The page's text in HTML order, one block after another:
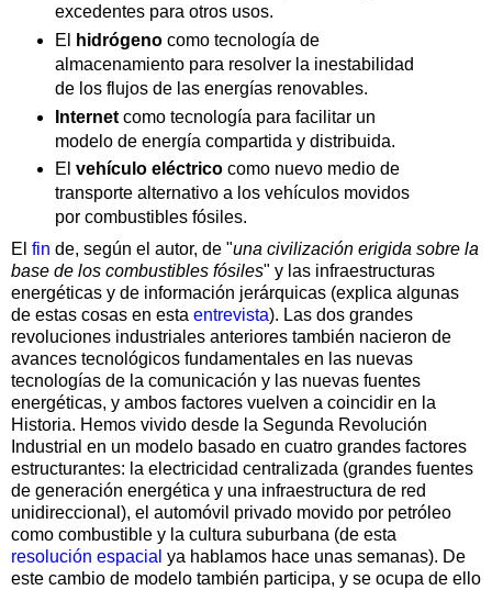
excedentes para otros usos.
El
hidrógeno como tecnología de
almacenamiento para resolver la inestabilidad
de los flujos de las energías renovables.
Internet como tecnología para facilitar un
modelo de energía compartida y distribuida.
El vehículo eléctricocomo nuevo medio de
transporte alternativo a los vehículos movidos
por combustibles fósiles.
El fin de, según el autor, de "una civilización erigida sobre la
base de los combustibles fósiles" y las infraestructuras
energéticas y de información jerárquicas (explica algunas
de estas cosas en esta entrevista). Las dos grandes
revoluciones industriales anteriores también nacieron de
avances tecnológicos fundamentales en las nuevas
tecnologías de la comunicación y las nuevas fuentes
energéticas, y ambos factores vuelven a coincidir en la
Historia. Hemos vivido desde la Segunda Revolución
Industrial en un modelo basado en cuatro grandes factores
estructurantes: la electricidad centralizada (grandes fuentes
de generación energética y una infraestructura de red
unidireccional), el automóvil privado movido por petróleo
como combustible y la cultura suburbana (de esta
resolución espacial ya hablamos hace unas semanas). De
este cambio de modelo también participa, y se ocupa de ello